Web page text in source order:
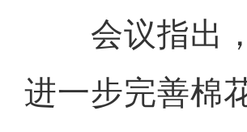
会议指出，
进一步完善棉